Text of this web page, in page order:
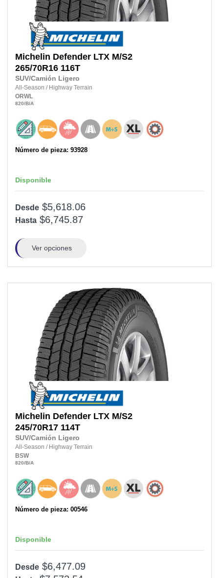
Michelin Defender LTX M/S2
265/70R16 116T
SUV/Camión Ligero
All-Season / Highway Terrain
ORWL
820/B/A
Número de pieza: 93928
Disponible
Desde $5,618.06
Hasta $6,745.87
Ver opciones
Michelin Defender LTX M/S2
245/70R17 114T
SUV/Camión Ligero
All-Season / Highway Terrain
BSW
820/B/A
Número de pieza: 00546
Disponible
Desde $6,477.09